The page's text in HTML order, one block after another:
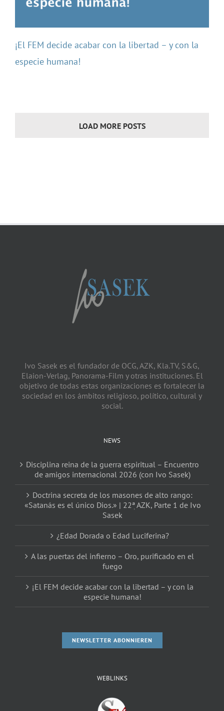
¡El FEM decide acabar con la libertad – y con la
especie humana!
LOAD MORE POSTS
Ivo Sasek es el fundador de OCG, AZK, Kla.TV, S&G,
Elaion-Verlag, Panorama-Film y otras instituciones. El
objetivo de todas estas organizaciones es fortalecer la
sociedad en los ámbitos religioso, político, cultural y
social.
NEWS
Disciplina reina de la guerra espiritual – Encuentro
de amigos internacional 2026 (con Ivo Sasek)
Doctrina secreta de los masones de alto rango:
«Satanás es el único Dios.» | 22ٖª AZK, Parte 1 de Ivo
Sasek
¿Edad Dorada o Edad Luciferina?
A las puertas del infierno – Oro, purificado en el
fuego
¡El FEM decide acabar con la libertad – y con la
especie humana!
NEWSLETTER ABONNIEREN
WEBLINKS